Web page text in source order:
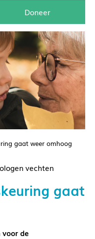
Doneer
gaat weer omhoog
vechten
gaat
de